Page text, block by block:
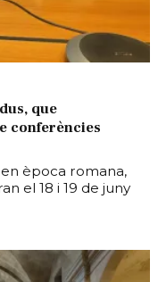
que
conferències
època romana,
el 18 i 19 de juny